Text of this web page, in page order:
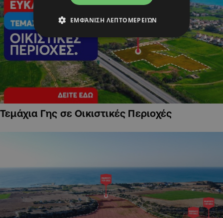
Τεμάχια Γης σε Οικιστικές Περιοχές
ΕΜΦΆΝΙΣΗ ΛΕΠΤΟΜΕΡΕΙΏΝ